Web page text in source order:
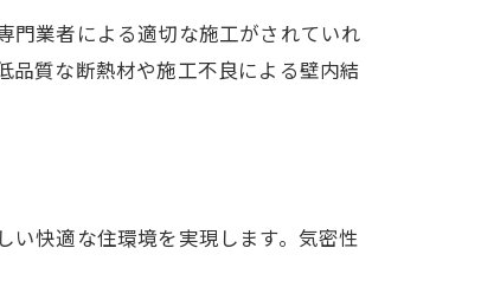
門業者による適切な施工がされていれ
質な断熱材や施工不良による壁内結
快適な住環境を実現します。気密性